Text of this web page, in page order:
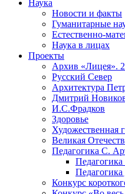
Наука
Новости и факты
Гуманитарные
Естественно-
Наука в лицах
Проекты
Архив «Лицея».
Русский Север
Архитектура
Дмитрий
И.С.Фрадков
Здоровье
Художественная
Великая
Педагогика С.
Педагогика
Конкурс